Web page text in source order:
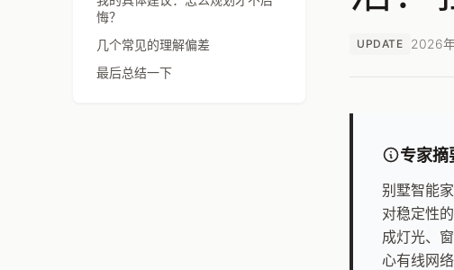
悔？
几个常见的理解偏差
最后总结一下
UPDATE 2026
专家摘
别墅智能
对稳定性
成灯光、
心有线网
立即预约